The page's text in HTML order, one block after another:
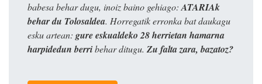
babesa behar dugu, inoiz baino gehiago:ATARIAk
behar du Tolosaldea. Horregatik erronka bat daukagu
esku artean: gure eskualdeko 28 herrietan hamarna
harpidedun berribehar ditugu. Zu falta zara, bazatoz?